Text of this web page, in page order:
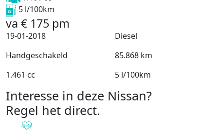
5 l/100km
va € 175 pm
19-01-2018
Diesel
Handgeschakeld
85.868 km
1.461 cc
5 l/100km
Interesse in deze Nissan?
Regel het direct.